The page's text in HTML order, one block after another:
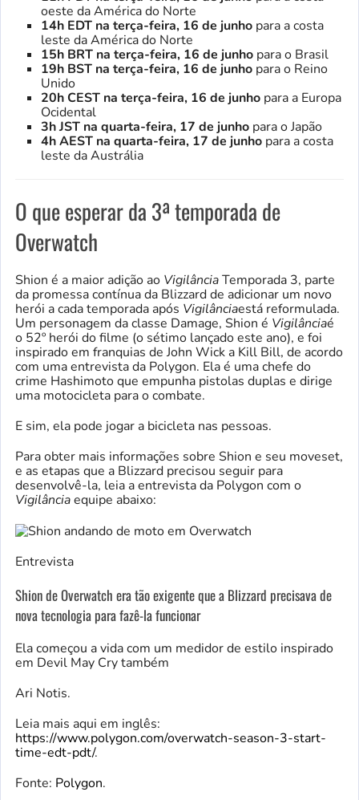
oeste da América do Norte
14h EDT na terça-feira, 16 de junho para a costa
leste da América do Norte
15h BRT na terça-feira, 16 de junho para o Brasil
19h BST na terça-feira, 16 de junho para o Reino
Unido
20h CEST na terça-feira, 16 de junho para a Europa
Ocidental
3h JST na quarta-feira, 17 de junho para o Japão
4h AEST na quarta-feira, 17 de junho para a costa
leste da Austrália
O que esperar da 3ª temporada de
Overwatch
Shion é a maior adição ao VigilânciaTemporada 3, parte
da promessa contínua da Blizzard de adicionar um novo
herói a cada temporada após Vigilânciaestá reformulada.
Um personagem da classe Damage, Shion é Vigilânciaé
o 52º herói do filme (o sétimo lançado este ano), e foi
inspirado em franquias de John Wick a Kill Bill, de acordo
com uma entrevista da Polygon. Ela é uma chefe do
crime Hashimoto que empunha pistolas duplas e dirige
uma motocicleta para o combate.
E sim, ela pode jogar a bicicleta nas pessoas.
Para obter mais informações sobre Shion e seu moveset,
e as etapas que a Blizzard precisou seguir para
desenvolvê-la, leia a entrevista da Polygon com o
Vigilânciaequipe abaixo:
Entrevista
Shion de Overwatch era tão exigente que a Blizzard precisava de
nova tecnologia para fazê-la funcionar
Ela começou a vida com um medidor de estilo inspirado
em Devil May Cry também
Ari Notis.
Leia mais aqui em inglês:
https://www.polygon.com/overwatch-season-3-start-
time-edt-pdt/.
Fonte: Polygon.